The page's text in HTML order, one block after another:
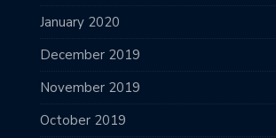
January 2020
December 2019
November 2019
October 2019